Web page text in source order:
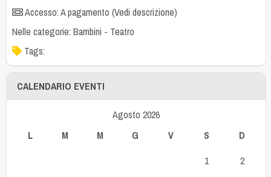
Accesso: A pagamento (Vedi descrizione)
Nelle categorie: Bambini - Teatro
Tags:
CALENDARIO EVENTI
Agosto 2026
L
M M G V S D
1 2